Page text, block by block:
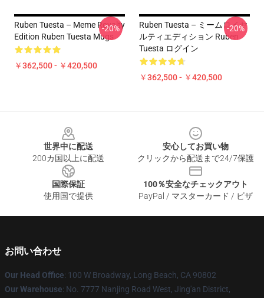
Ruben Tuesta – Meme Royalty
Edition Ruben Tuesta Mugs
￥362,500 - ￥420,500
-20%
Ruben Tuesta – ミームロイヤ
ルティエディション Ruben
Tuesta ログイン
￥362,500 - ￥420,500
-20%
世界中に配送
200カ国以上に配送
安心してお買い物
クリックから配送まで24/7保護
国際保証
使用国で提供
100％安全なチェックアウト
PayPal / マスターカード / ビザ
お問い合わせ
Our Head Office: 100 W Broadway, Long Beach, CA 90802
Our Warehouse: No. 7777 Nanjing Road West, Jing'an District,